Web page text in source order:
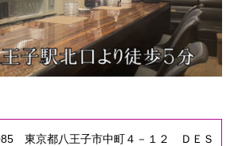
東京都八王子市中町４－１２ ＤＥＳ